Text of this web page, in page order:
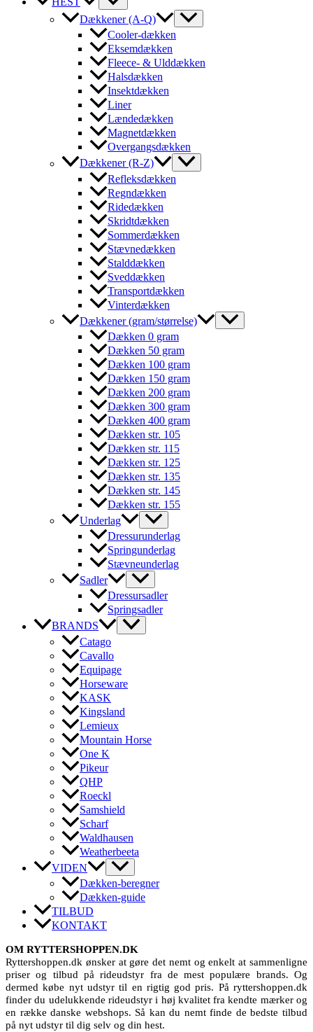
Dækkener (A-Q)
Cooler-dækken
Eksemdækken
Fleece- & Ulddækken
Halsdækken
Insektdækken
Liner
Lændedækken
Magnetdækken
Overgangsdækken
Dækkener (R-Z)
Refleksdækken
Regndækken
Ridedækken
Skridtdækken
Sommerdækken
Stævnedækken
Stalddækken
Sveddækken
Transportdækken
Vinterdækken
Dækkener (gram/størrelse)
Dækken 0 gram
Dækken 50 gram
Dækken 100 gram
Dækken 150 gram
Dækken 200 gram
Dækken 300 gram
Dækken 400 gram
Dækken str. 105
Dækken str. 115
Dækken str. 125
Dækken str. 135
Dækken str. 145
Dækken str. 155
Underlag
Dressurunderlag
Springunderlag
Stævneunderlag
Sadler
Dressursadler
Springsadler
BRANDS
Catago
Cavallo
Equipage
Horseware
KASK
Kingsland
Lemieux
Mountain Horse
One K
Pikeur
QHP
Roeckl
Samshield
Scharf
Waldhausen
Weatherbeeta
VIDEN
Dækken-beregner
Dækken-guide
TILBUD
KONTAKT
OM RYTTERSHOPPEN.DK
Ryttershoppen.dk ønsker at gøre det nemt og enkelt at sammenligne
priser og tilbud på rideudstyr fra de mest populære brands. Og
dermed købe nyt udstyr til en rigtig god pris. På ryttershoppen.dk
finder du udelukkende rideudstyr i høj kvalitet fra kendte mærker og
en række danske webshops. Så kan du nemt finde de bedste tilbud
på nyt udstyr til dig selv og din hest.